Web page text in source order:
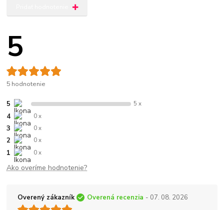
5
5 hodnotenie
5 5 x
4 0 x
3 0 x
2 0 x
1 0 x
Ako overíme hodnotenie?
Overený zákazník Overená recenzia - 07. 08. 2026